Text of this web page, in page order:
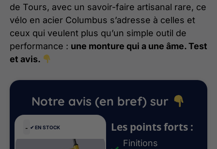
de Tours, avec un savoir-faire artisanal rare, ce
vélo en acier Columbus s’adresse à celles et
ceux qui veulent plus qu’un simple outil de
performance : une monture qui a une âme. Test
et avis.
Notre avis (en bref) sur
- ✔︎ EN STOCK Les points forts :
Finitions